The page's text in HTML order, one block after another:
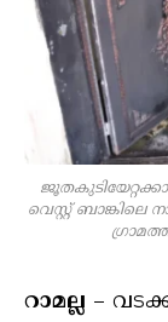
വെസ്റ്റ് ബാങ്കിലെ
റാമല്ല –